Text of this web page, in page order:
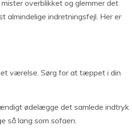
overblikket og glemmer det
almindelige indretningsfejl. Her er
værelse. Sørg for at tæppet i din
ødelægge det samlede indtryk
så lang som sofaen.